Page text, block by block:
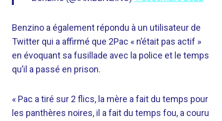
Benzino a également répondu à un utilisateur de
Twitter qui a affirmé que 2Pac « n’était pas actif »
en évoquant sa fusillade avec la police et le temps
qu’il a passé en prison.
« Pac a tiré sur 2 flics, la mère a fait du temps pour
les panthères noires, il a fait du temps fou, a couru